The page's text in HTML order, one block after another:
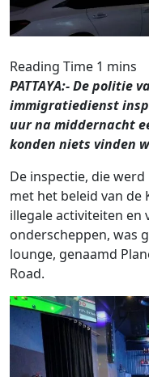
PATTAYA:- De politie
immigratiedienst
uur na middernacht
konden niets vinden
De inspectie, die
met het beleid van de
illegale activiteiten
onderscheppen, was
lounge, genaamd
Road.